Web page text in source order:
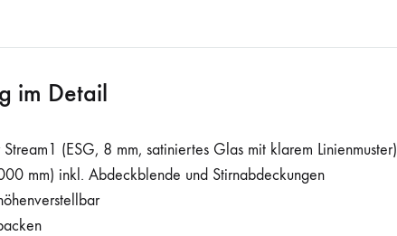
im Detail
(ESG, 8 mm, satiniertes Glas mit klarem Linienmuster)
mm) inkl. Abdeckblende und Stirnabdeckungen